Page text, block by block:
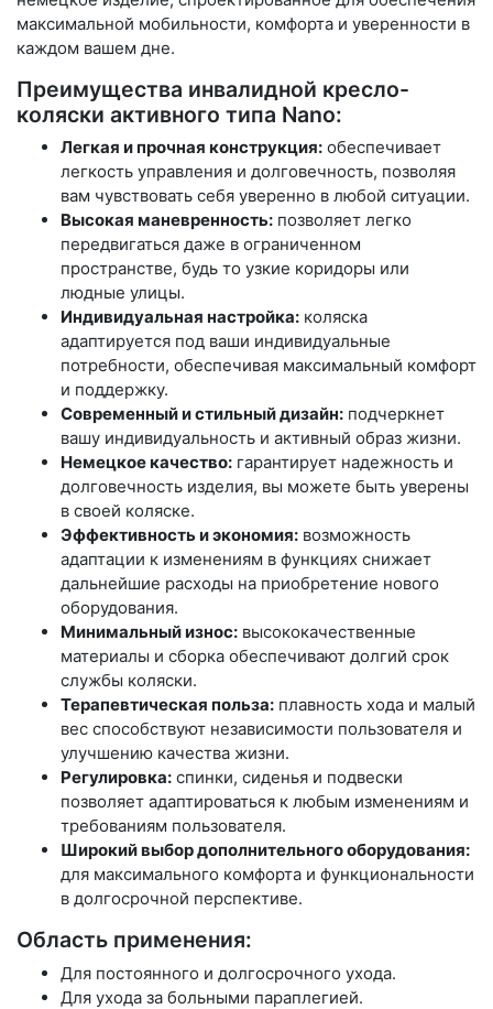
максимальной мобильности, комфорта и уверенности в
каждом вашем дне.
Преимущества инвалидной кресло-
коляски активного типа Nano:
Легкая и прочная конструкция: обеспечивает
легкость управления и долговечность, позволяя
вам чувствовать себя уверенно в любой ситуации.
Высокая маневренность: позволяет легко
передвигаться даже в ограниченном
пространстве, будь то узкие коридоры или
людные улицы.
Индивидуальная настройка: коляска
адаптируется под ваши индивидуальные
потребности, обеспечивая максимальный комфорт
и поддержку.
Современный и стильный дизайн: подчеркнет
вашу индивидуальность и активный образ жизни.
Немецкое качество: гарантирует надежность и
долговечность изделия, вы можете быть уверены
в своей коляске.
Эффективность и экономия: возможность
адаптации к изменениям в функциях снижает
дальнейшие расходы на приобретение нового
оборудования.
Минимальный износ: высококачественные
материалы и сборка обеспечивают долгий срок
службы коляски.
Терапевтическая польза: плавность хода и малый
вес способствуют независимости пользователя и
улучшению качества жизни.
Регулировка: спинки, сиденья и подвески
позволяет адаптироваться к любым изменениям и
требованиям пользователя.
Широкий выбор дополнительного оборудования:
для максимального комфорта и функциональности
в долгосрочной перспективе.
Область применения:
Для постоянного и долгосрочного ухода.
Для ухода за больными параплегией.